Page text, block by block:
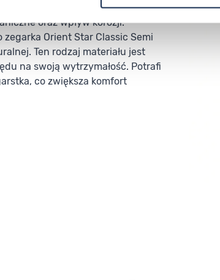
która charakteryzuje się niezwykłą
oraz wpływ korozji.
Orient Star Classic Semi
Ten rodzaj materiału jest
na swoją wytrzymałość. Potrafi
co zwiększa komfort